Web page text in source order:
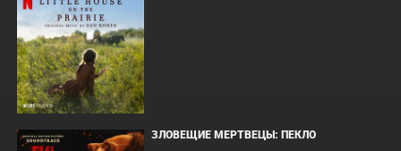
ЗЛОВЕЩИЕ МЕРТВЕЦЫ: ПЕКЛО